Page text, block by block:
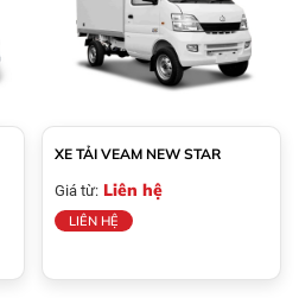
XE TẢI VEAM NEW STAR
Giá từ: Liên hệ
LIÊN HỆ